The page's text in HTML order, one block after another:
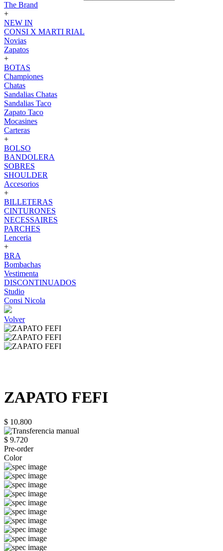
The Brand
+
NEW IN
CONSI X MARTI RIAL
Novias
Zapatos
+
BOTAS
Championes
Chatas
Sandalias Chatas
Sandalias Taco
Zapato Taco
Mocasines
Carteras
+
BOLSO
BANDOLERA
SOBRES
SHOULDER
Accesorios
+
BILLETERAS
CINTURONES
NECESSAIRES
PARCHES
Lenceria
+
BRA
Bombachas
Vestimenta
DISCONTINUADOS
Studio
Consi Nicola
Volver
ZAPATO FEFI
$ 10.800
$ 9.720
Pre-order
Color